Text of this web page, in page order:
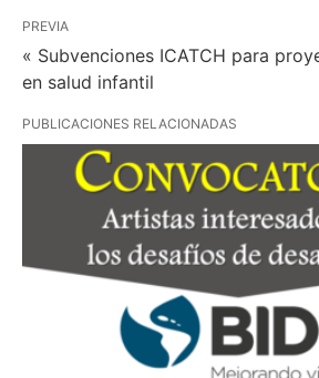
PREVIA
« Subvenciones ICATCH para
en salud infantil
PUBLICACIONES RELACIONADAS